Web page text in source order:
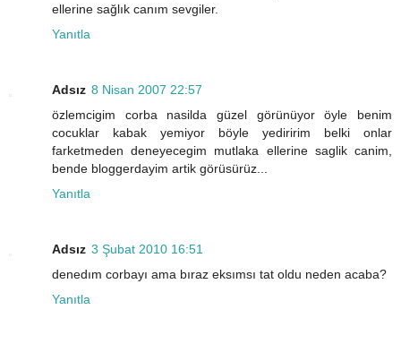
ellerine sağlık canım sevgiler.
Yanıtla
Adsız 8 Nisan 2007 22:57
özlemcigim corba nasilda güzel görünüyor öyle benim
cocuklar kabak yemiyor böyle yediririm belki onlar
farketmeden deneyecegim mutlaka ellerine saglik canim,
bende bloggerdayim artik görüsürüz...
Yanıtla
Adsız 3 Şubat 2010 16:51
denedım corbayı ama bıraz eksımsı tat oldu neden acaba?
Yanıtla